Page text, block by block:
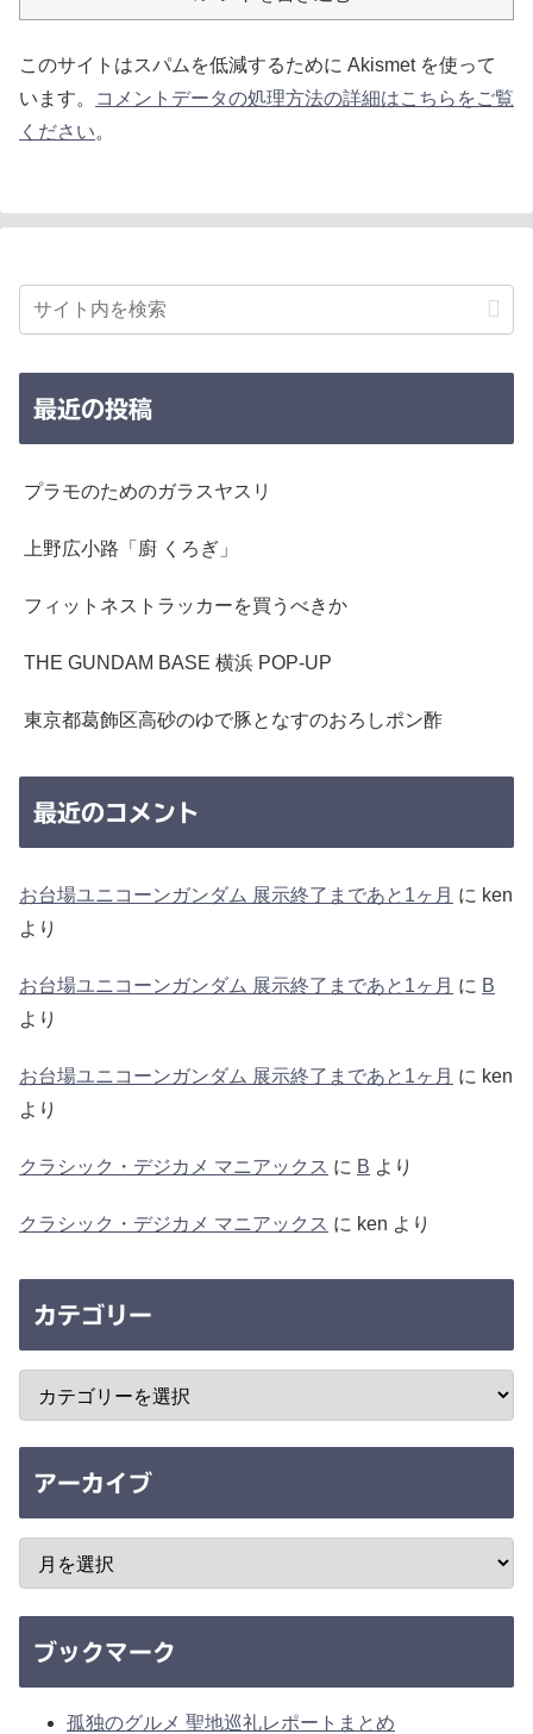
このサイトはスパムを低減するために Akismet を使って
います。
コメントデータの処理方法の詳細はこちらをご覧
ください。
最近の投稿
プラモのためのガラスヤスリ
上野広小路「廚 くろぎ」
フィットネストラッカーを買うべきか
THE GUNDAM BASE 横浜 POP-UP
東京都葛飾区高砂のゆで豚となすのおろしポン酢
最近のコメント
お台場ユニコーンガンダム 展示終了まであと1ヶ月 に ken
より
お台場ユニコーンガンダム 展示終了まであと1ヶ月 に B
より
お台場ユニコーンガンダム 展示終了まであと1ヶ月 に ken
より
クラシック・デジカメ マニアックス に B より
クラシック・デジカメ マニアックス に ken より
カテゴリー
アーカイブ
ブックマーク
孤独のグルメ 聖地巡礼レポートまとめ